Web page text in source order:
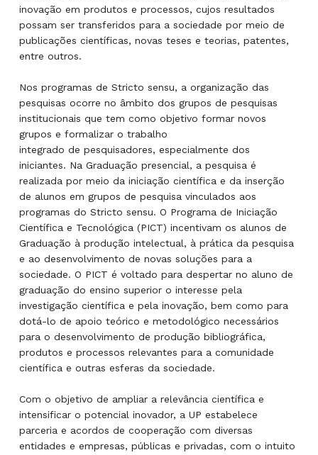
inovação em produtos e processos, cujos resultados
possam ser transferidos para a sociedade por meio de
publicações científicas, novas teses e teorias, patentes,
entre outros.
Nos programas de Stricto sensu, a organização das
pesquisas ocorre no âmbito dos grupos de pesquisas
institucionais que tem como objetivo formar novos
grupos e formalizar o trabalho
integrado de pesquisadores, especialmente dos
iniciantes. Na Graduação presencial, a pesquisa é
realizada por meio da iniciação científica e da inserção
de alunos em grupos de pesquisa vinculados aos
programas do Stricto sensu. O Programa de Iniciação
Científica e Tecnológica (PICT) incentivam os alunos de
Graduação à produção intelectual, à prática da pesquisa
e ao desenvolvimento de novas soluções para a
sociedade. O PICT é voltado para despertar no aluno de
graduação do ensino superior o interesse pela
investigação científica e pela inovação, bem como para
dotá-lo de apoio teórico e metodológico necessários
para o desenvolvimento de produção bibliográfica,
produtos e processos relevantes para a comunidade
científica e outras esferas da sociedade.
Com o objetivo de ampliar a relevância científica e
intensificar o potencial inovador, a UP estabelece
parceria e acordos de cooperação com diversas
entidades e empresas, públicas e privadas, com o intuito